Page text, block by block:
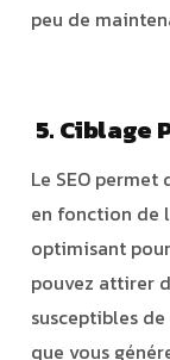
peu de
5. Ciblage
Le SEO
en fonction de
optimisant
pouvez attirer
susceptibles
que vous